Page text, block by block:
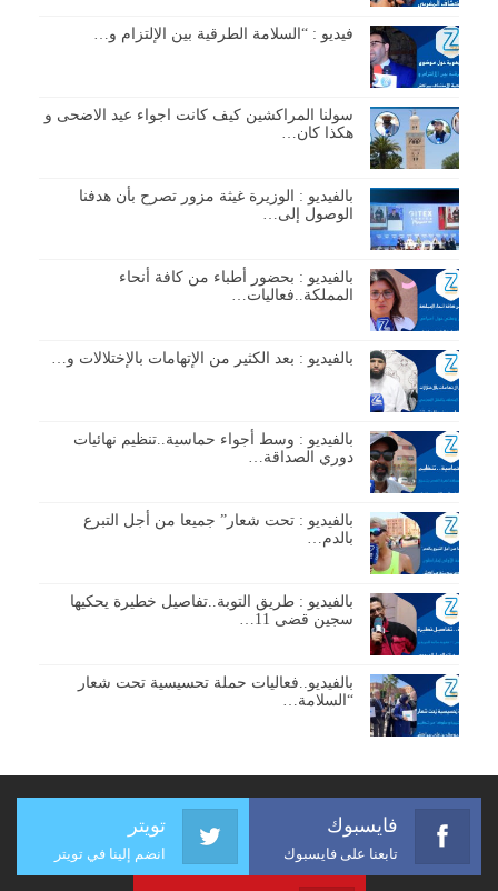
فيديو : “السلامة الطرقية بين الإلتزام و…
سولنا المراكشين كيف كانت اجواء عيد الاضحى و
هكذا كان…
بالفيديو : الوزيرة غيثة مزور تصرح بأن هدفنا
الوصول إلى…
بالفيديو : بحضور أطباء من كافة أنحاء
المملكة..فعاليات…
بالفيديو : بعد الكثير من الإتهامات بالإختلالات و…
بالفيديو : وسط أجواء حماسية..تنظيم نهائيات
دوري الصداقة…
بالفيديو : تحت شعار” جميعا من أجل التبرع
بالدم…
بالفيديو : طريق التوبة..تفاصيل خطيرة يحكيها
سجين قضى 11…
بالفيديو..فعاليات حملة تحسيسية تحت شعار
“السلامة…
فايسبوك
تابعنا على فايسبوك
تويتر
انضم إلينا في تويتر